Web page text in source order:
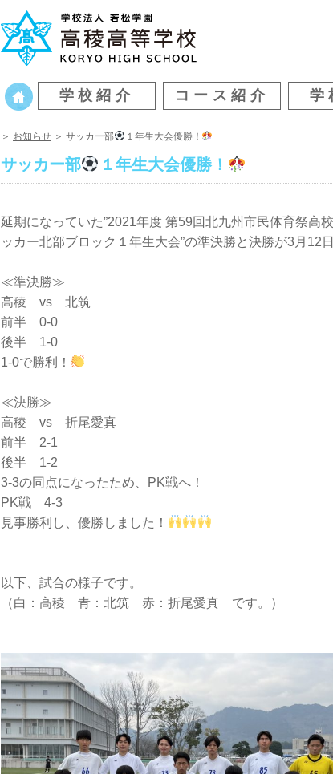
学校紹介 コース紹介 学
＞ お知らせ ＞ サッカー部 １年生大会優勝！
サッカー部 １年生大会優勝！
延期になっていた”2021年度 第59回北九州市民体育祭
ッカー北部ブロック１年生大会”の準決勝と決勝が3月12
≪準決勝≫
高稜 vs 北筑
前半 0-0
後半 1-0
1-0で勝利！
≪決勝≫
高稜 vs 折尾愛真
前半 2-1
後半 1-2
3-3の同点になったため、PK戦へ！
PK戦 4-3
見事勝利し、優勝しました！
以下、試合の様子です。
（白：高稜 青：北筑 赤：折尾愛真 です。）